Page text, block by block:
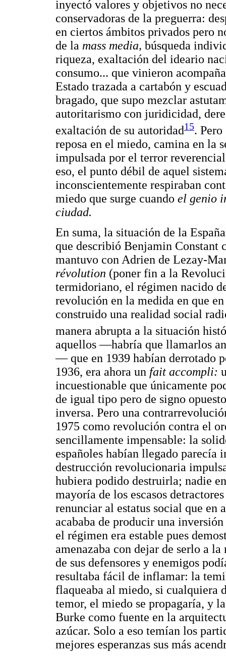
inyectó valores y objetivos no
conservadoras de la preguerra:
en ciertos ámbitos privados pero
de la mass media, búsqueda
riqueza, exaltación del ideario
consumo... que vinieron
Estado trazada a cartabón y
bragado, que supo mezclar
autoritarismo con juridicidad,
exaltación de su autoridad15. Pero
reposa en el miedo, camina en la
impulsada por el terror
eso, el punto débil de aquel
inconscientemente respiraban
miedo que surge cuando el genio
ciudad.
En suma, la situación de la
que describió Benjamin Constant
mantuvo con Adrien de Lezay-
révolution (poner fin a la
termidoriano, el régimen nacido
revolución en la medida en que
construido una realidad social
manera abrupta a la situación
aquellos —habría que llamarlos
— que en 1939 habían derrotado
1936, era ahora un fait accompli:
incuestionable que únicamente
de igual tipo pero de signo
inversa. Pero una
1975 como revolución contra el
sencillamente impensable: la
españoles habían llegado parecía
destrucción revolucionaria
hubiera podido destruirla; nadie
mayoría de los escasos
renunciar al estatus social que en
acababa de producir una
el régimen era estable pues
amenazaba con dejar de serlo a
de sus defensores y enemigos
resultaba fácil de inflamar: la
flaqueaba al miedo, si cualquiera
temor, el miedo se propagaría, y
Burke como fuente en la
azúcar. Solo a eso temían los
mejores esperanzas sus más